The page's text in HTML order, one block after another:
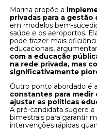
Marina propõe a
privadas para a gestão
em modelos bem-
saúde e os aeroportos.
pode trazer mais
educacionais,
com a educação
na rede privada, mas
significativamente
Outro ponto abordado é
constantes para medir
ajustar as políticas
A pré-candidata sugere a
bimestrais para garantir
intervenções rápidas